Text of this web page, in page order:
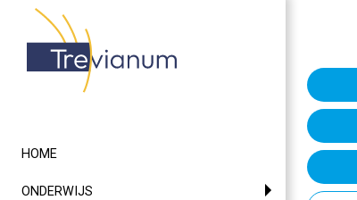
HOME
ONDERWIJS